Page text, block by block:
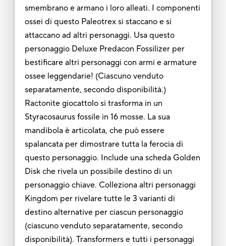
smembrano e armano i loro alleati. I componenti
ossei di questo Paleotrex si staccano e si
attaccano ad altri personaggi. Usa questo
personaggio Deluxe Predacon Fossilizer per
bestificare altri personaggi con armi e armature
ossee leggendarie! (Ciascuno venduto
separatamente, secondo disponibilità.)
Ractonite giocattolo si trasforma in un
Styracosaurus fossile in 16 mosse. La sua
mandibola è articolata, che può essere
spalancata per dimostrare tutta la ferocia di
questo personaggio. Include una scheda Golden
Disk che rivela un possibile destino di un
personaggio chiave. Colleziona altri personaggi
Kingdom per rivelare tutte le 3 varianti di
destino alternative per ciascun personaggio
(ciascuno venduto separatamente, secondo
disponibilità). Transformers e tutti i personaggi